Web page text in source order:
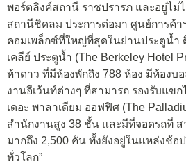
พอร์ตลิงค์สถานี ราชปรารภ และอยู่ไม่
สถานีชิดลม ประการต่อมา ศูนย์การค้
คอมเพล็กซ์ที่ใหญ่ที่สุดในย่านประตูน้ำ
เคลีย์ ประตูน้ำ (The Berkeley Hotel
ห้าดาว ที่มีห้องพักถึง 788 ห้อง มีห้องบ
งานอีเว้นท์ต่างๆ ที่สามารถ รองรับแข
เดอะ พาลาเดียม ออฟฟิศ (The
สำนักงานสูง 38 ชั้น และมีที่จอดรถที่ ส
มากถึง 2,500 คัน ทั้งยังอยู่ในแหล่งช้อ
ทั่วโลก”